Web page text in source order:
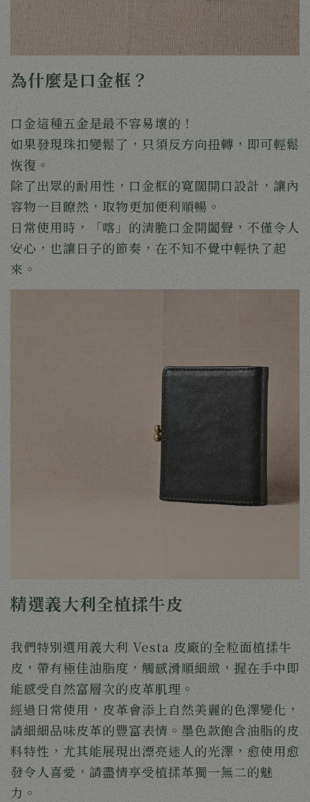
為什麼是口金框？
口金這種五金是最不容易壞的！
如果發現珠扣變鬆了，只須反方向扭轉，即可輕鬆
恢復。
除了出眾的耐用性，口金框的寬闊開口設計，讓內
容物一目瞭然，取物更加便利順暢。
日常使用時，「喀」的清脆口金開闔聲，不僅令人
安心，也讓日子的節奏，在不知不覺中輕快了起
來。
精選義大利全植揉牛皮
我們特別選用義大利 Vesta 皮廠的全粒面植揉牛
皮，帶有極佳油脂度，觸感滑順細緻，握在手中即
能感受自然富層次的皮革肌理。
經過日常使用，皮革會添上自然美麗的色澤變化，
請細細品味皮革的豐富表情。墨色款飽含油脂的皮
料特性，尤其能展現出漂亮迷人的光澤，愈使用愈
發令人喜愛，請盡情享受植揉革獨一無二的魅
力。